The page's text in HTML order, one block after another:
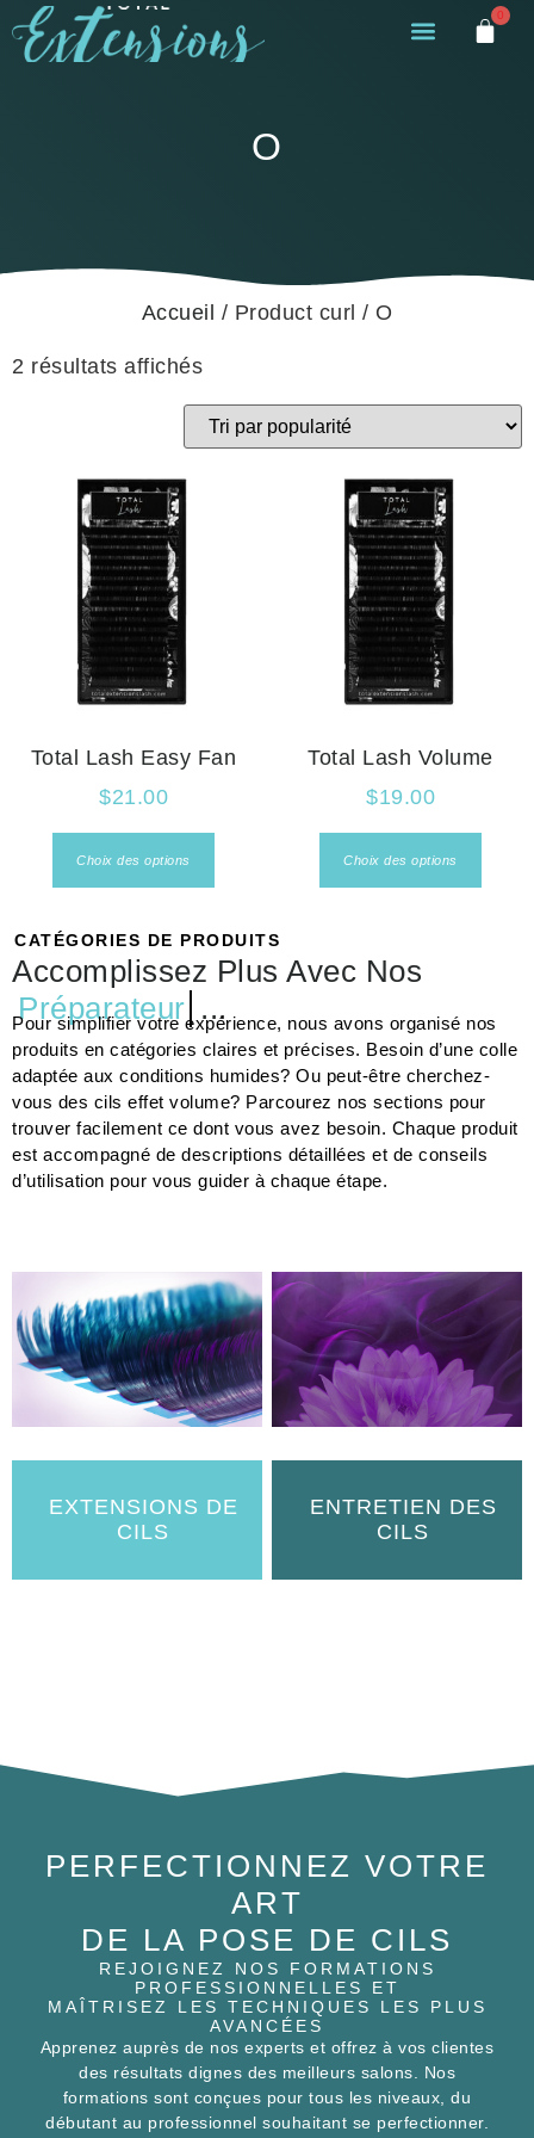
0
O
Accueil / Product curl / O
2 résultats affichés
Total Lash Easy Fan
$21.00
Choix des options
Total Lash Volume
$19.00
Choix des options
CATÉGORIES DE PRODUITS
Accomplissez Plus Avec Nos
Préparateur
...
Pour simplifier votre expérience, nous avons organisé nos
produits en catégories claires et précises. Besoin d’une colle
adaptée aux conditions humides? Ou peut-être cherchez-
vous des cils effet volume? Parcourez nos sections pour
trouver facilement ce dont vous avez besoin. Chaque produit
est accompagné de descriptions détaillées et de conseils
d’utilisation pour vous guider à chaque étape.
EXTENSIONS DE
CILS
ENTRETIEN DES
CILS
PERFECTIONNEZ VOTRE
ART
DE LA POSE DE CILS
REJOIGNEZ NOS FORMATIONS
PROFESSIONNELLES ET
MAÎTRISEZ LES TECHNIQUES LES PLUS
AVANCÉES
Apprenez auprès de nos experts et offrez à vos clientes
des résultats dignes des meilleurs salons. Nos
formations sont conçues pour tous les niveaux, du
débutant au professionnel souhaitant se perfectionner.